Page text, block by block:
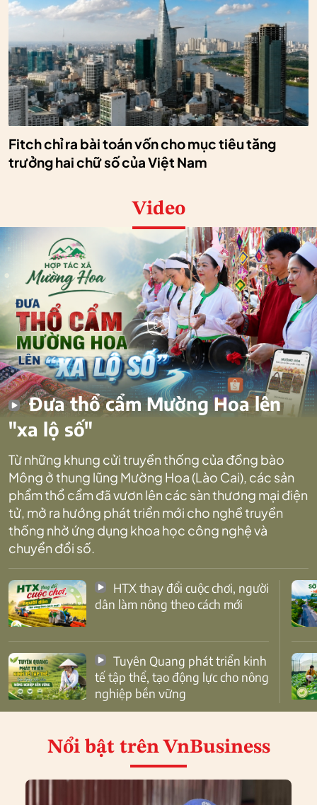
Fitch chỉ ra bài toán vốn cho mục tiêu tăng
trưởng hai chữ số của Việt Nam
Video
Đưa thổ cẩm Mường Hoa lên
"xa lộ số"
Từ những khung cửi truyền thống của đồng bào
Mông ở thung lũng Mường Hoa (Lào Cai), các sản
phẩm thổ cẩm đã vươn lên các sàn thương mại điện
tử, mở ra hướng phát triển mới cho nghề truyền
thống nhờ ứng dụng khoa học công nghệ và
chuyển đổi số.
dân làm nông theo cách mới
tế tập thể, tạo động lực cho nông
nghiệp bền vững
Nổi bật trên VnBusiness